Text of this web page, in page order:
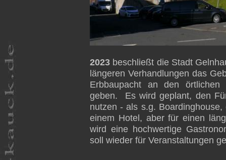
2023 beschließt die Stadt
längeren Verhandlungen das
Erbbaupacht an den örtlichen
geben.
Es wird geplant, den
nutzen - als s.g.
einem Hotel, aber für einen
wird eine hochwertige
soll wieder für Veranstaltungen